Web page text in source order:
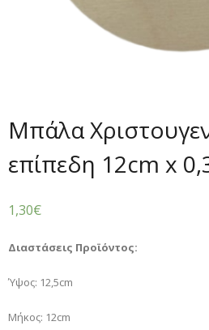
Μπάλα
επίπεδη 12cm x
1,30€
Διαστάσεις Προϊόντος:
Ύψος: 12,5cm
Μήκος: 12cm